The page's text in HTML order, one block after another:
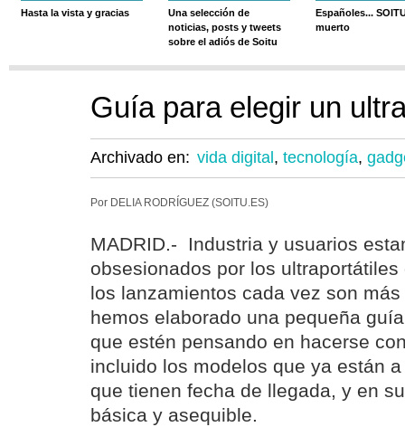
Hasta la vista y gracias
Una selección de
noticias, posts y tweets
sobre el adiós de Soitu
Españoles...
muerto
Guía para elegir un
Archivado en: vida digital , tecnología,
Por DELIA RODRÍGUEZ (SOITU.ES)
MADRID.- Industria y usuarios
obsesionados por los
los lanzamientos cada vez son
hemos elaborado una pequeña
que estén pensando en hacerse
incluido los modelos que ya están
que tienen fecha de llegada, y en
básica y asequible.